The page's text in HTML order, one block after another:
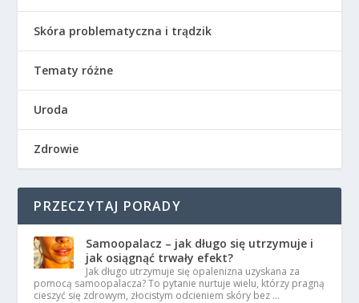
Skóra problematyczna i trądzik
Tematy różne
Uroda
Zdrowie
PRZECZYTAJ PORADY
Samoopalacz – jak długo się utrzymuje i
jak osiągnąć trwały efekt?
Jak długo utrzymuje się opalenizna uzyskana za
pomocą samoopalacza? To pytanie nurtuje wielu, którzy pragną
cieszyć się zdrowym, złocistym odcieniem skóry bez …